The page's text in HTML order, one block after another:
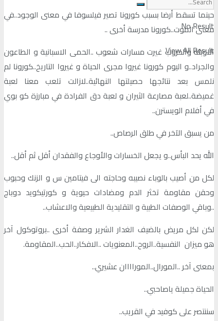
No Result
View All Result
حينما تسقط أرضا بسبب كورونا تصير فيلسوفا في معنى الوجود..في
معنى الموت..كورونا مدرسة أخرى ..
الاوبئة والحروب غيرت مسارات شعوب ..الحمى الاسبانية و الطاعون
والجراد..و اليوم كورونا غيروا مجرى الحياة و غيروا التاريخ..كورونا لم
نلمس بعد نتائجها حصيلتها النهائية..لازالت تلعب معنا لعبة
غميضة..لعبة مصارعة الثيران و لعبة دق الفرادة في مبارزة كو بوي
في أفلام الويسترن..
من يسبق الآخر في طلق الرصاص..
الله يحد البأس..و يجعل الخسارات والأوجاع والفقدان أقل ثم أقل..
لكل من أصيب بالوباء نصيبه وحاجته الى فيتامين س و الزنك وحبوب
وحقن مقاومة تخثر الدم ومضادات حيوية و كورتيكويد دوباج
..وباقي الوصفات الطبية و التقليدية الطبيعية والاعشاب..
لكن لكل مريض بالضيف الغدار الشرير وصفة أخرى ..بروتوكول آخر
هو ميزان النفسية..الروح..المعنويات ..الافكار..الحب..المقاومة.
بمعنى آخر ..المورال..الموراااان عشيري..
الحياة جميلة ياصاحبي..
سننتصر على كوفيد في القريب..